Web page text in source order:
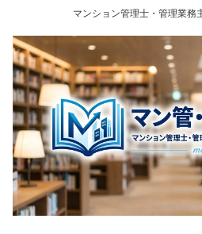
マンション管理士・管理業務